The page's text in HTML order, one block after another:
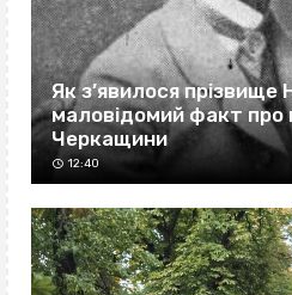
Як з’явилося прізвище
маловідомий факт про
Черкащини
12:40